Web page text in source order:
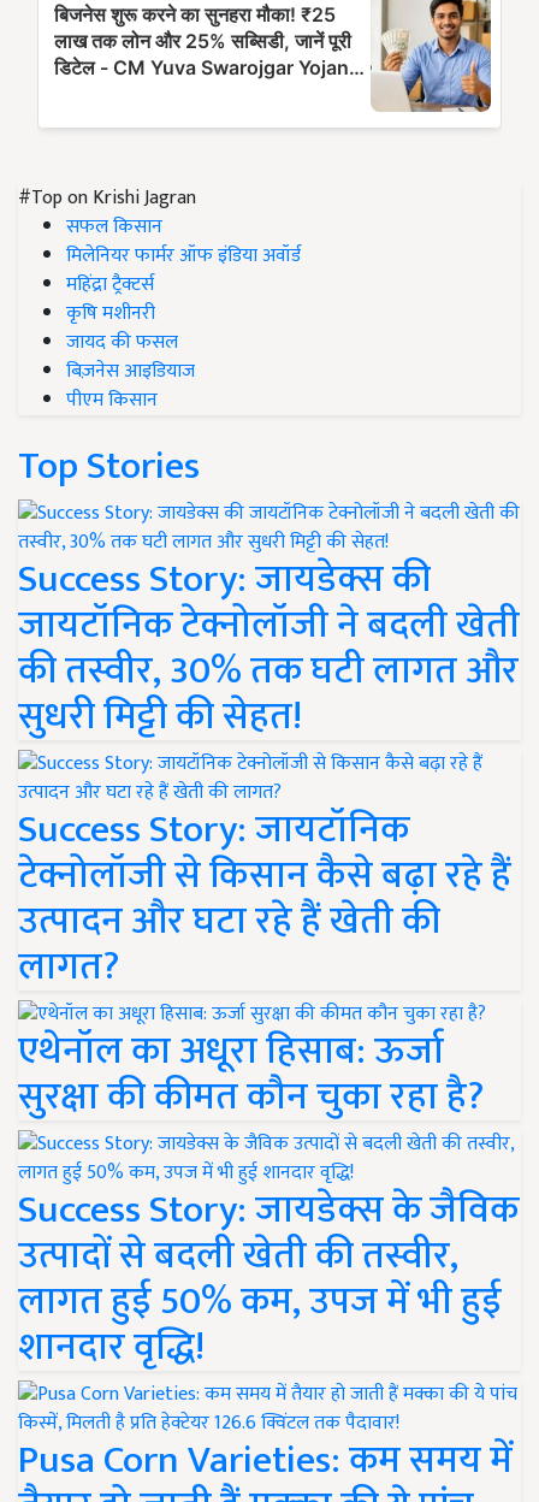
#Top on Krishi Jagran
सफल किसान
मिलेनियर फार्मर ऑफ इंडिया अवॉर्ड
महिंद्रा ट्रैक्टर्स
कृषि मशीनरी
जायद की फसल
बिज़नेस आइडियाज
पीएम किसान
Top Stories
Success Story: जायडेक्स की
जायटॉनिक टेक्नोलॉजी ने बदली खेती
की तस्वीर, 30% तक घटी लागत और
सुधरी मिट्टी की सेहत!
Success Story: जायटॉनिक
टेक्नोलॉजी से किसान कैसे बढ़ा रहे हैं
उत्पादन और घटा रहे हैं खेती की
लागत?
एथेनॉल का अधूरा हिसाब: ऊर्जा
सुरक्षा की कीमत कौन चुका रहा है?
Success Story: जायडेक्स के जैविक
उत्पादों से बदली खेती की तस्वीर,
लागत हुई 50% कम, उपज में भी हुई
शानदार वृद्धि!
Pusa Corn Varieties: कम समय में